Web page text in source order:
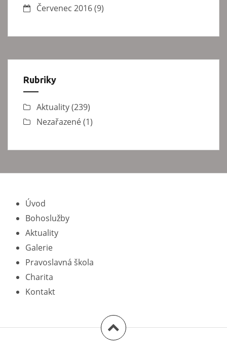
Červenec 2016(9)
Rubriky
Aktuality(239)
Nezařazené(1)
Úvod
Bohoslužby
Aktuality
Galerie
Pravoslavná škola
Charita
Kontakt